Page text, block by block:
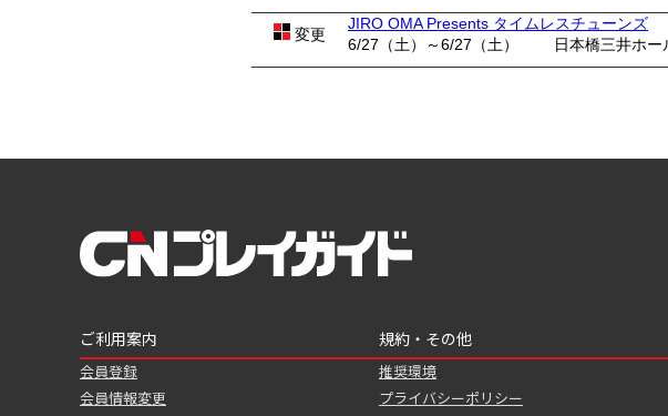
変更
JIRO OMA Presents タイムレスチューンズ
6/27（土）～6/27（土） 日本橋三井ホー
ご利用案内
会員登録
会員情報変更
規約・その他
推奨環境
プライバシーポリシー